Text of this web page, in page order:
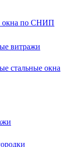
окна по СНИП
витражи
стальные окна